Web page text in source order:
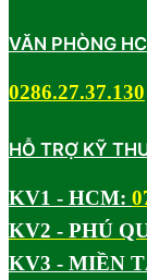
VĂN PHÒNG
0286.27.37.130
HỖ TRỢ KỸ
KV1 - HCM:
KV2 - PHÚ
KV3 - MIỀN